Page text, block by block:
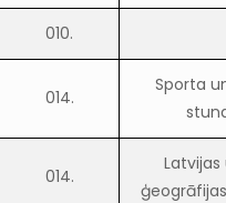
010.
014.
Sporta
014.